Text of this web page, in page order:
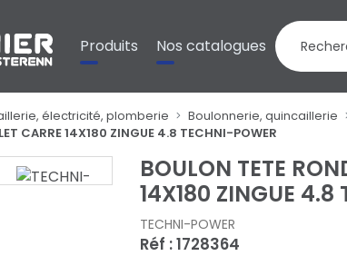
Produits Nos catalogues
électricité, plomberie Boulonnerie, quincaillerie
CARRE 14X180 ZINGUE 4.8 TECHNI-POWER
BOULON TETE
14X180 ZINGUE
TECHNI-POWER
Réf : 1728364